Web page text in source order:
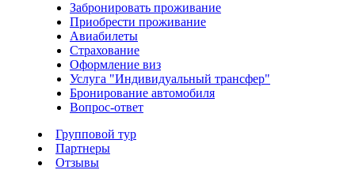
Забронировать проживание
Приобрести проживание
Авиабилеты
Страхование
Оформление виз
Услуга "Индивидуальный трансфер"
Бронирование автомобиля
Вопрос-ответ
Групповой тур
Партнеры
Отзывы